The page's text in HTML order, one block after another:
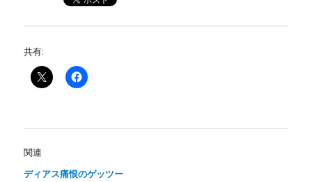
共有:
関連
ディアス痛恨のゲッツー